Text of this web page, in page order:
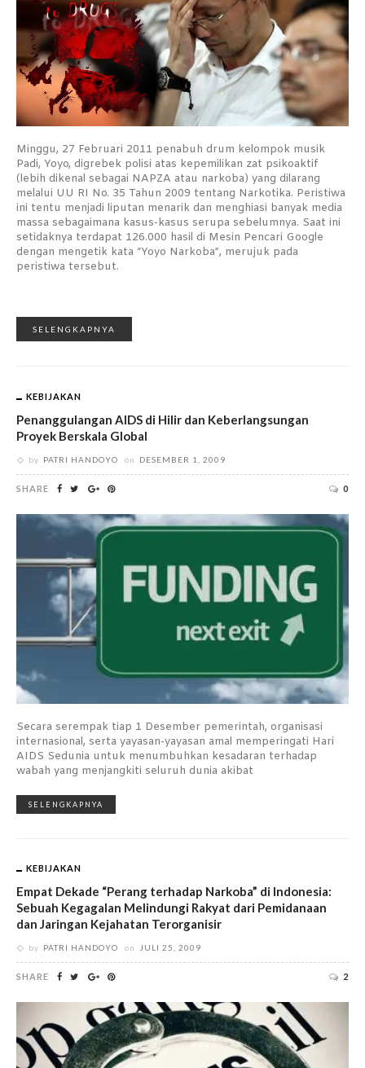
Minggu, 27 Februari 2011 penabuh drum kelompok musik
Padi, Yoyo, digrebek polisi atas kepemilikan zat psikoaktif
(lebih dikenal sebagai NAPZA atau narkoba) yang dilarang
melalui UU RI No. 35 Tahun 2009 tentang Narkotika. Peristiwa
ini tentu menjadi liputan menarik dan menghiasi banyak media
massa sebagaimana kasus-kasus serupa sebelumnya. Saat ini
setidaknya terdapat 126.000 hasil di Mesin Pencari Google
dengan mengetik kata “Yoyo Narkoba”, merujuk pada
peristiwa tersebut.
SELENGKAPNYA
KEBIJAKAN
Penanggulangan AIDS di Hilir dan Keberlangsungan
Proyek Berskala Global
by PATRI HANDOYO on DESEMBER 1, 2009
SHARE 0
Secara serempak tiap 1 Desember pemerintah, organisasi
internasional, serta yayasan-yayasan amal memperingati Hari
AIDS Sedunia untuk menumbuhkan kesadaran terhadap
wabah yang menjangkiti seluruh dunia akibat
SELENGKAPNYA
KEBIJAKAN
Empat Dekade “Perang terhadap Narkoba” di Indonesia:
Sebuah Kegagalan Melindungi Rakyat dari Pemidanaan
dan Jaringan Kejahatan Terorganisir
by PATRI HANDOYO on JULI 25, 2009
SHARE 2